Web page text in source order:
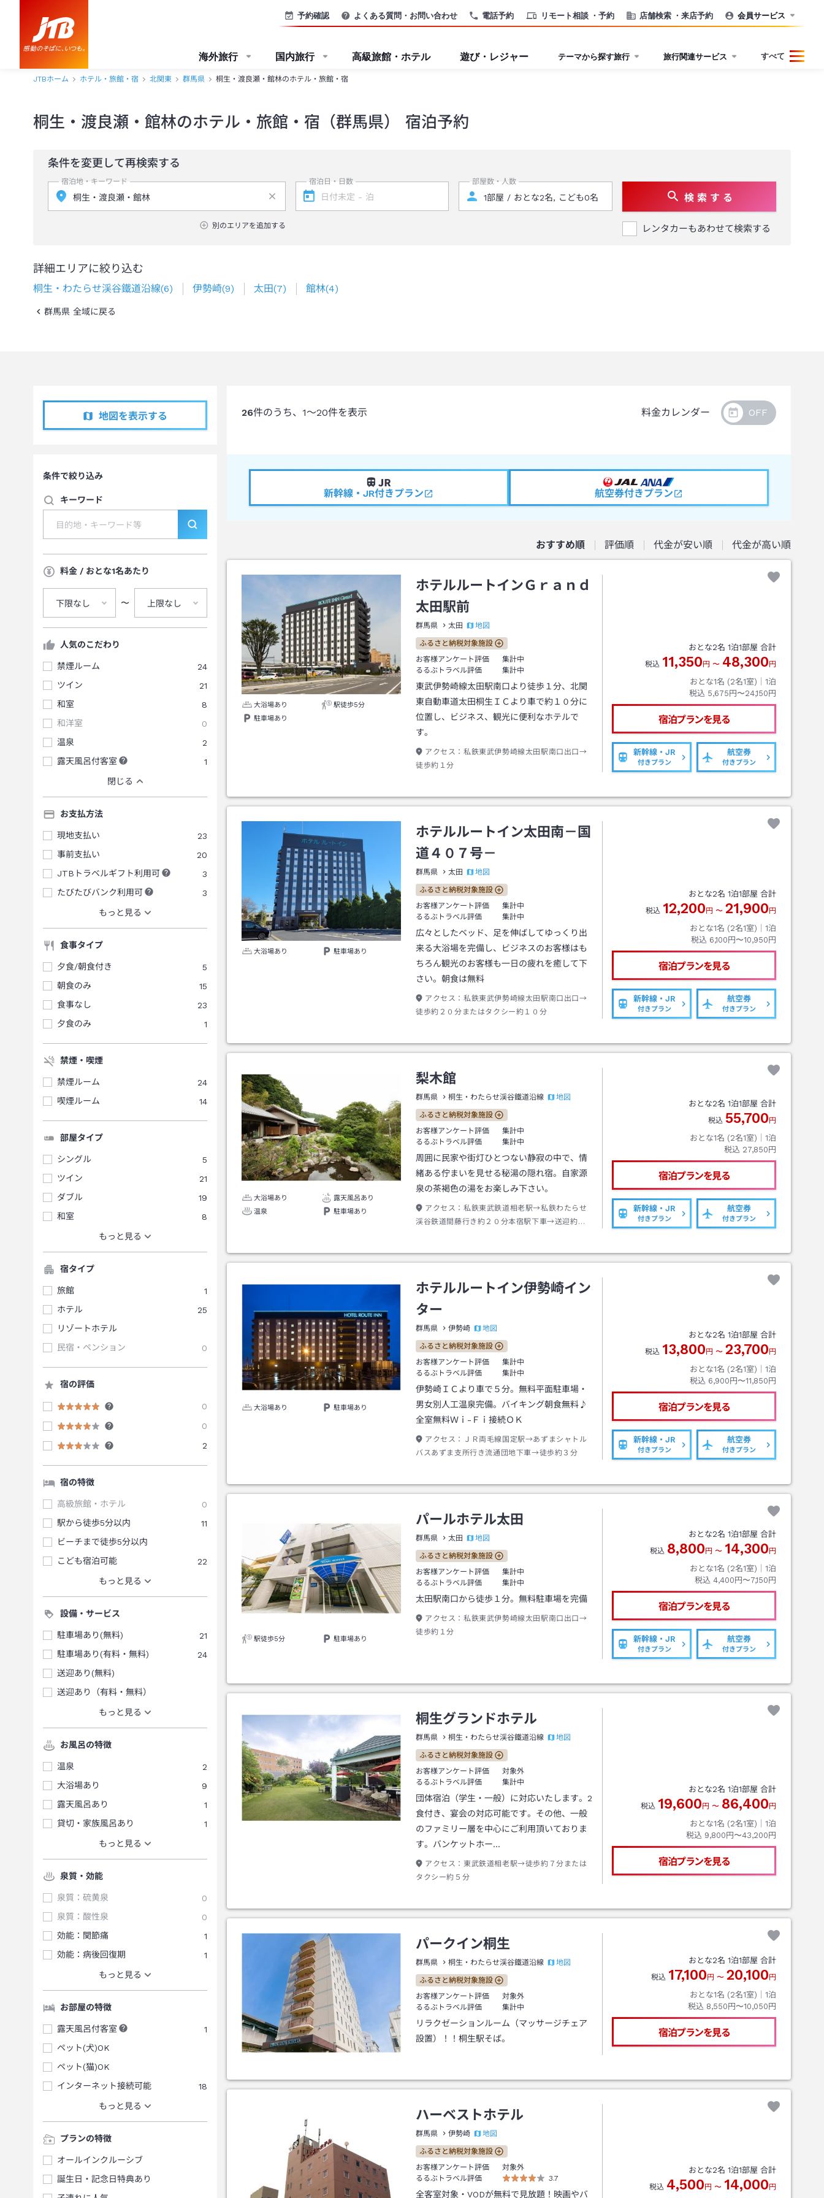
電話予約 リモート相談 ・予約 店舗検索 ・来店予約
予約確認 よくある質問・お問い合わせ 会員サービス
海外旅行 国内旅行 高級旅館・ホテル 遊び・レジャー テーマから探す旅行 旅行関連サービス すべて
JTBホーム ホテル・旅館・宿 北関東 群馬県 桐生・渡良瀬・館林のホテル・旅館・宿
桐生・渡良瀬・館林のホテル・旅館・宿（群馬県） 宿泊予約
条件を変更して再検索する
宿泊地・キーワード
別のエリアを追加する
宿泊日・日数 部屋数・人数
検 索 す る
レンタカーもあわせて検索する
詳細エリアに絞り込む
桐生・わたらせ渓谷鐵道沿線(6) 伊勢崎(9) 太田(7) 館林(4)
群馬県 全域に戻る
地図を表示する
条件で絞り込み
キーワード
料金 / おとな1名あたり
下限なし 〜 上限なし
人気のこだわり
禁煙ルーム
24
ツイン
21
和室
8
和洋室
0
温泉
2
露天風呂付客室
1
閉じる
お支払方法
現地支払い
23
事前支払い
20
JTBトラベルギフト利用可
3
たびたびバンク利用可
3
もっと見る
食事タイプ
夕食/朝食付き
5
朝食のみ
15
食事なし
23
夕食のみ
1
禁煙・喫煙
禁煙ルーム
24
喫煙ルーム
14
部屋タイプ
シングル
5
ツイン
21
ダブル
19
和室
8
もっと見る
宿タイプ
旅館
1
ホテル
25
リゾートホテル
民宿・ペンション
0
宿の評価
0
0
2
宿の特徴
高級旅館・ホテル
0
駅から徒歩5分以内
11
ビーチまで徒歩5分以内
こども宿泊可能
22
もっと見る
設備・サービス
駐車場あり(無料)
21
駐車場あり(有料・無料)
24
送迎あり(無料)
送迎あり（有料・無料）
もっと見る
お風呂の特徴
温泉
2
大浴場あり
9
露天風呂あり
1
貸切・家族風呂あり
1
もっと見る
泉質・効能
泉質：硫黄泉
0
泉質：酸性泉
0
効能：関節痛
1
効能：病後回復期
1
もっと見る
お部屋の特徴
露天風呂付客室
1
ペット(犬)OK
ペット(猫)OK
インターネット接続可能
18
もっと見る
プランの特徴
オールインクルーシブ
誕生日・記念日特典あり
26件のうち、 1～20件を表示 料金カレンダー
新幹線・JR付きプラン 航空券付きプラン
おすすめ順 評価順 代金が安い順 代金が高い順
大浴場あり
駅徒歩5分
駐車場あり
ホテルルートインＧｒａｎｄ
太田駅前
群馬県 太田 地図
ふるさと納税対象施設
お客様アンケート評価
集計中
るるぶトラベル評価
集計中
東武伊勢崎線太田駅南口より徒歩１分、北関
東自動車道太田桐生ＩＣより車で約１０分に
位置し、ビジネス、観光に便利なホテルで
す。
アクセス： 私鉄東武伊勢崎線太田駅南口出口→
徒歩約１分
おとな2名 1泊1部屋 合計
税込 11,350 円 〜 48,300 円
おとな1名 (2名1室)｜ 1泊
税込 5,675円〜24,150円
宿泊プランを見る
新幹線・JR
付きプラン
航空券
付きプラン
大浴場あり 駐車場あり
ホテルルートイン太田南－国
道４０７号－
群馬県 太田 地図
ふるさと納税対象施設
お客様アンケート評価
集計中
るるぶトラベル評価
集計中
広々としたベッド、足を伸ばしてゆっくり出
来る大浴場を完備し、ビジネスのお客様はも
ちろん観光のお客様も一日の疲れを癒して下
さい。朝食は無料
アクセス： 私鉄東武伊勢崎線太田駅南口出口→
徒歩約２０分またはタクシー約１０分
おとな2名 1泊1部屋 合計
税込 12,200 円 〜 21,900 円
おとな1名 (2名1室)｜ 1泊
税込 6,100円〜10,950円
宿泊プランを見る
新幹線・JR
付きプラン
航空券
付きプラン
大浴場あり
露天風呂あり
温泉
駐車場あり
梨木館
群馬県 桐生・わたらせ渓谷鐵道沿線 地図
ふるさと納税対象施設
お客様アンケート評価
集計中
るるぶトラベル評価
集計中
周囲に民家や街灯ひとつない静寂の中で、情
緒ある佇まいを見せる秘湯の隠れ宿。自家源
泉の茶褐色の湯をお楽しみ下さい。
アクセス： 私鉄東武鉄道相老駅→私鉄わたらせ
渓谷鉄道間藤行き約２０分本宿駅下車→送迎約１
おとな2名 1泊1部屋 合計
税込 55,700 円
おとな1名 (2名1室)｜ 1泊
税込 27,850円
宿泊プランを見る
新幹線・JR
付きプラン
航空券
付きプラン
大浴場あり 駐車場あり
ホテルルートイン伊勢崎イン
ター
群馬県 伊勢崎 地図
ふるさと納税対象施設
お客様アンケート評価
集計中
るるぶトラベル評価
集計中
伊勢崎ＩＣより車で５分。無料平面駐車場・
男女別人工温泉完備。バイキング朝食無料♪
全室無料Ｗｉ-Ｆｉ接続ＯＫ
アクセス：
ＪＲ両毛線国定駅→あずまシャトル
バスあずま支所行き流通団地下車→徒歩約３分
おとな2名 1泊1部屋 合計
税込 13,800 円 〜 23,700 円
おとな1名 (2名1室)｜ 1泊
税込 6,900円〜11,850円
宿泊プランを見る
新幹線・JR
付きプラン
航空券
付きプラン
駅徒歩5分 駐車場あり
パールホテル太田
群馬県 太田 地図
ふるさと納税対象施設
お客様アンケート評価
集計中
るるぶトラベル評価
集計中
太田駅南口から徒歩１分。無料駐車場を完備
アクセス： 私鉄東武伊勢崎線太田駅南口出口→
徒歩約１分
おとな2名 1泊1部屋 合計
税込 8,800 円 〜 14,300 円
おとな1名 (2名1室)｜ 1泊
税込 4,400円〜7,150円
宿泊プランを見る
新幹線・JR
付きプラン
航空券
付きプラン
桐生グランドホテル
群馬県 桐生・わたらせ渓谷鐵道沿線 地図
ふるさと納税対象施設
お客様アンケート評価
対象外
るるぶトラベル評価
集計中
団体宿泊（学生・一般）に対応いたします。2
食付き、宴会の対応可能です。その他、一般
のファミリー層を中心にご利用頂いておりま
す。バンケットホー…
アクセス： 東武鉄道相老駅→徒歩約７分または
タクシー約５分
おとな2名 1泊1部屋 合計
税込 19,600 円 〜 86,400 円
おとな1名 (2名1室)｜ 1泊
税込 9,800円〜43,200円
宿泊プランを見る
パークイン桐生
群馬県 桐生・わたらせ渓谷鐵道沿線 地図
ふるさと納税対象施設
お客様アンケート評価
対象外
るるぶトラベル評価
集計中
リラクゼーションルーム（マッサージチェア
設置）！！桐生駅そば。
おとな2名 1泊1部屋 合計
税込 17,100 円 〜 20,100 円
おとな1名 (2名1室)｜ 1泊
税込 8,550円〜10,050円
宿泊プランを見る
ハーベストホテル
群馬県 伊勢崎 地図
ふるさと納税対象施設
お客様アンケート評価
対象外
るるぶトラベル評価
3.7
全客室対象・VODが無料で見放題！映画やバ
おとな2名 1泊1部屋 合計
税込 4,500 円 〜 14,000 円